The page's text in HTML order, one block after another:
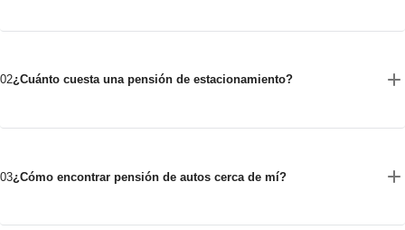
02¿Cuánto cuesta una pensión de estacionamiento?
03¿Cómo encontrar pensión de autos cerca de mí?